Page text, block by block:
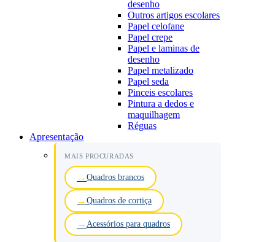
desenho
Outros artigos escolares
Papel celofane
Papel crepe
Papel e laminas de
desenho
Papel metalizado
Papel seda
Pinceis escolares
Pintura a dedos e
maquilhagem
Réguas
Apresentação
MAIS PROCURADAS
Quadros brancos
Quadros de cortiça
Acessórios para quadros